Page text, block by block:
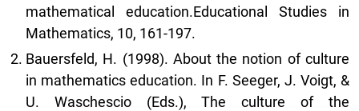
mathematical education.Educational Studies in
Mathematics, 10, 161-197.
Bauersfeld, H. (1998). About the notion of culture
in mathematics education. In F. Seeger, J. Voigt, &
U. Waschescio (Eds.), The culture of the